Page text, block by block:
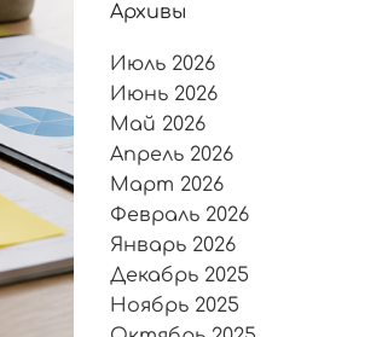
Архивы
Июль 2026
Июнь 2026
Май 2026
Апрель 2026
Март 2026
Февраль 2026
Январь 2026
Декабрь 2025
Ноябрь 2025